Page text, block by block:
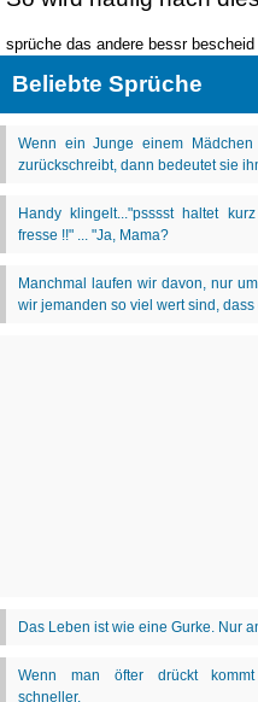
sprüche das andere bessr
Beliebte Sprüche